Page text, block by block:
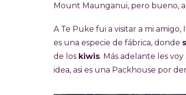
Mount Maunganui, pero bueno,
A Te Puke fui a visitar a mi amigo,
es una especie de fábrica, donde
de los kiwis. Más adelante les
idea, asi es una Packhouse por